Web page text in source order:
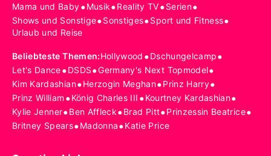
Mama und Baby•Musik•Reality TV•Serien•
Shows und Sonstige•Sonstiges•Sport und Fitness•
Urlaub und Reise
Beliebteste Themen:Hollywood •Dschungelcamp•
Let's Dance•DSDS•Germany's Next Topmodel•
Kim Kardashian•Herzogin Meghan•Prinz Harry•
Prinz William •König Charles III •Kourtney Kardashian•
Kylie Jenner•Ben Affleck•Brad Pitt•Prinzessin Beatrice•
Britney Spears•Madonna•Katie Price